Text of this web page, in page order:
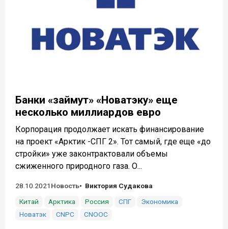
Банки «займут» «Новатэку» еще
несколько миллиардов евро
Корпорация продолжает искать финансирование
на проект «Арктик -СПГ 2». Тот самый, где еще «до
стройки» уже законтрактовали объемы
сжиженного природного газа. О...
28.10.2021 Новость
Виктория Судакова
Китай
Арктика Россия СПГ
Экономика
Новатэк
CNPC CNOOC